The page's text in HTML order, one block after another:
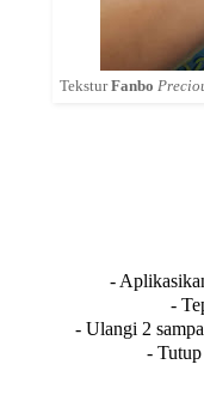
TeksturFanbo
-
-
- Ulangi 2
-